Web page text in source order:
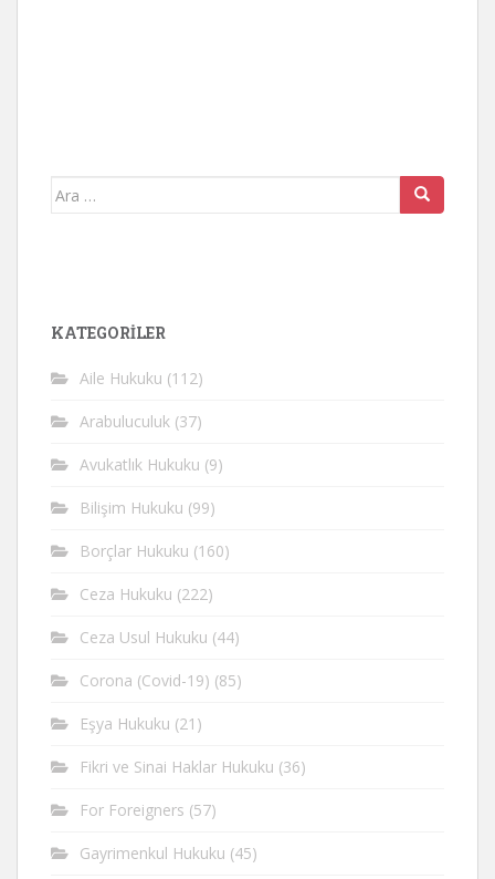
Arama
KATEGORİLER
Aile Hukuku (112)
Arabuluculuk (37)
Avukatlık Hukuku (9)
Bilişim Hukuku (99)
Borçlar Hukuku (160)
Ceza Hukuku (222)
Ceza Usul Hukuku (44)
Corona (Covid-19) (85)
Eşya Hukuku (21)
Fikri ve Sinai Haklar Hukuku (36)
For Foreigners (57)
Gayrimenkul Hukuku (45)